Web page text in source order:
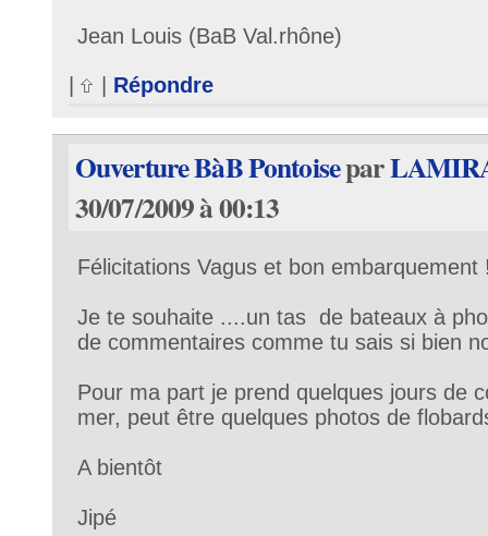
Jean Louis (BaB Val.rhône)
Répondre
Ouverture BàB Pontoisepar
30/07/2009 à 00:13
Félicitations Vagus et bon
Je te souhaite ....un tas de bateaux à
de commentaires comme tu sais si bien
Pour ma part je prend quelques jours de
mer, peut être quelques photos de
A bientôt
Jipé